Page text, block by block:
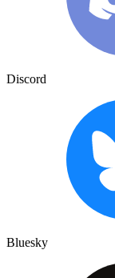
Discord
Bluesky